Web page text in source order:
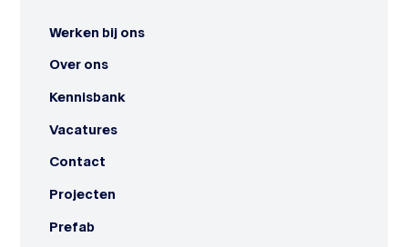
Werken bij ons
Over ons
Kennisbank
Vacatures
Contact
Projecten
Prefab